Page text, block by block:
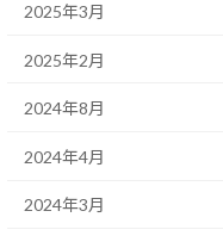
2025年3月
2025年2月
2024年8月
2024年4月
2024年3月